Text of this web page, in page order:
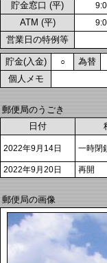
貯金窓口 (平)
ATM (平)
営業日の特例等
貯金(入金) ○ 為替
個人メモ
郵便局のうごき
日付
2022年9月14日 一時閉
2022年9月20日
再開
郵便局の画像